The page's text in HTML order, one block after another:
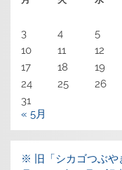
3
4 5
10
11 12
17
18 19
24
25 26
31
« 5月
※ 旧「シカゴつぶや